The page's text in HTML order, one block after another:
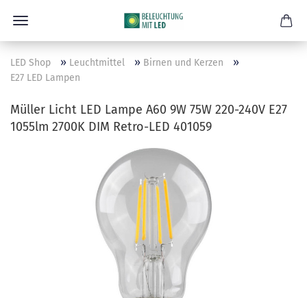
LED Shop » Leuchtmittel » Birnen und Kerzen »
E27 LED Lampen
Müller Licht LED Lampe A60 9W 75W 220-240V E27
1055lm 2700K DIM Retro-LED 401059